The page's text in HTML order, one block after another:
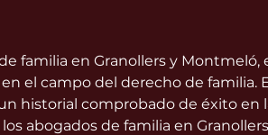
familia en Granollers y
el campo del derecho de
historial comprobado de éxito en
abogados de familia en